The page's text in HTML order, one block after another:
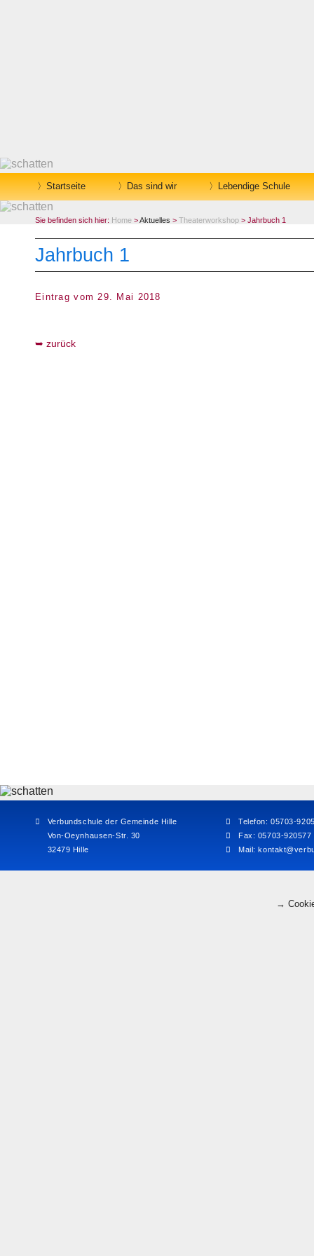
Startseite Das sind wir Lebendige Schule
Sie befinden sich hier: Home >Aktuelles > Theaterworkshop > Jahrbuch 1
Jahrbuch 1
Eintrag vom 29. Mai 2018
zurück
Verbundschule der Gemeinde Hille
Von-Oeynhausen-Str. 30
32479 Hille
Telefon: 05703-
Fax: 05703-920577
Mail:
→